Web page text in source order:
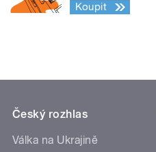
Koupit
Český rozhlas
Válka na Ukrajině